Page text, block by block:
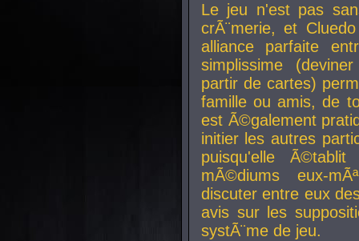
Le jeu n'est pas
crÃ¨merie, et
alliance parfaite
simplissime
partir de cartes)
famille ou amis, de
est Ã©galement
initier les autres
puisqu'elle
mÃ©diums eux-
discuter entre eux
avis sur les
systÃ¨me de jeu.